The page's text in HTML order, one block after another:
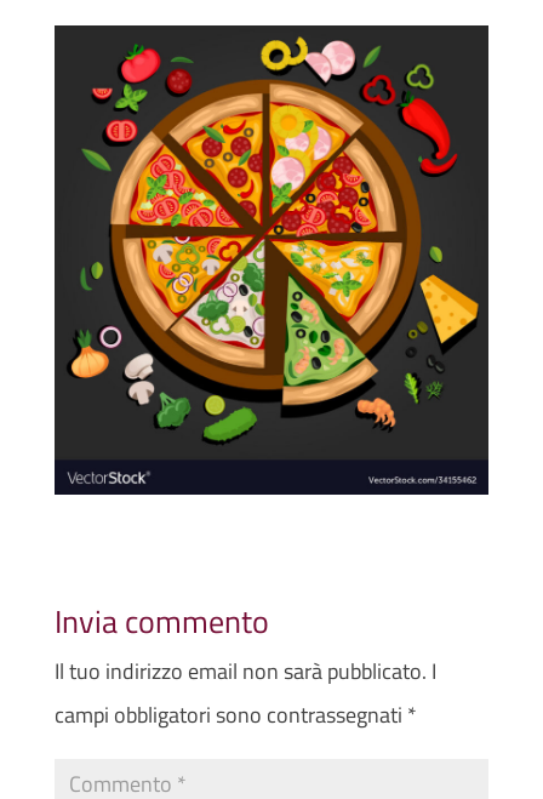
Invia commento
Il tuo indirizzo email non sarà pubblicato. I
campi obbligatori sono contrassegnati *